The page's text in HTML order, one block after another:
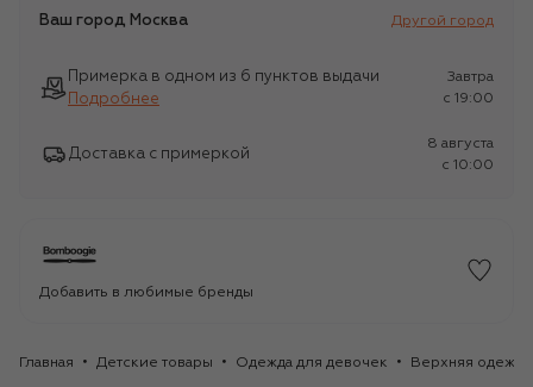
Ваш город Москва Другой город
Примерка в одном из 6 пунктов выдачи
Подробнее
Завтра
c 19:00
Доставка с примеркой
8 августа
c 10:00
Добавить в любимые бренды
Главная Детские товары Одежда для девочек Верхняя